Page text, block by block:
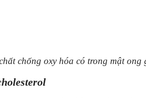
chống oxy hóa có trong mật ong